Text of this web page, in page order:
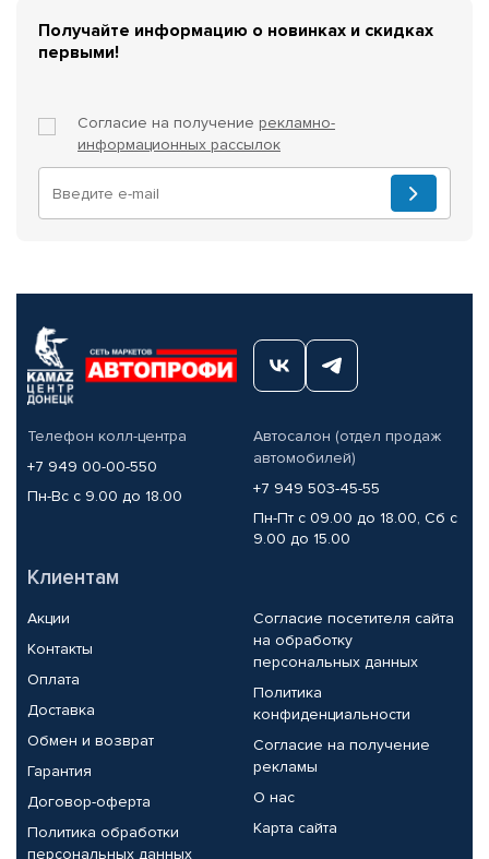
Получайте информацию о новинках и скидках
первыми!
Согласие на получение рекламно-
информационных рассылок
Телефон колл-центра
+7 949 00-00-550
Пн-Вс с 9.00 до 18.00
Автосалон (отдел продаж
автомобилей)
+7 949 503-45-55
Пн-Пт с 09.00 до 18.00, Сб с
9.00 до 15.00
Клиентам
Акции
Контакты
Оплата
Доставка
Обмен и возврат
Гарантия
Договор-оферта
Политика обработки
персональных данных
Согласие посетителя сайта
на обработку
персональных данных
Политика
конфиденциальности
Согласие на получение
рекламы
О нас
Карта сайта